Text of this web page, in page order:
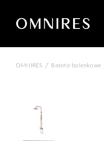
OMNIRES / Baterie łazienkowe